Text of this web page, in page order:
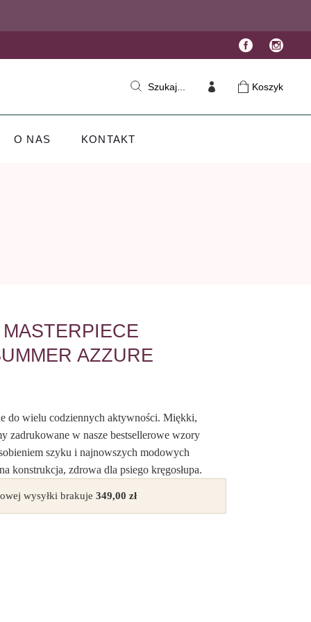
Szukaj... Koszyk
O NAS KONTAKT
AZZURE
do wielu codziennych aktywności. Miękki,
zadrukowane w nasze bestsellerowe wzory
szyku i najnowszych modowych
konstrukcja, zdrowa dla psiego kręgosłupa.
wysyłki brakuje 349,00 zł